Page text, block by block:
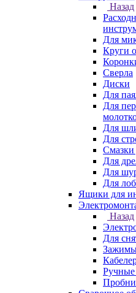
Назад
Для
Круги
Сверла
Диски
Для
Для
Для
Для
Смазки
Для
Для
Для
Ящики для
Назад
Для